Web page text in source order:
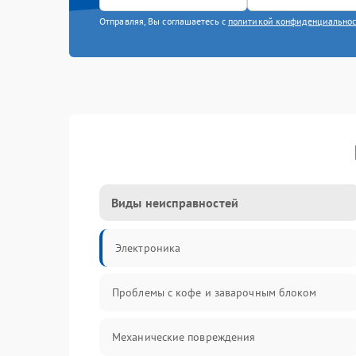
Отправляя, Вы соглашаетесь с политикой
Виды неисправностей
Электроника
Проблемы с кофе и заварочным блоком
Механические повреждения